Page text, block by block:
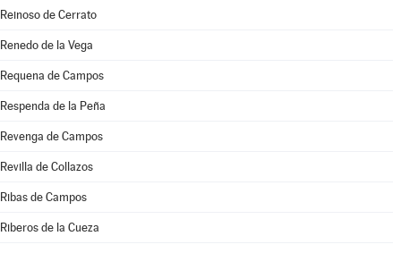
Reinoso de Cerrato
Renedo de la Vega
Requena de Campos
Respenda de la Peña
Revenga de Campos
Revilla de Collazos
Ribas de Campos
Riberos de la Cueza